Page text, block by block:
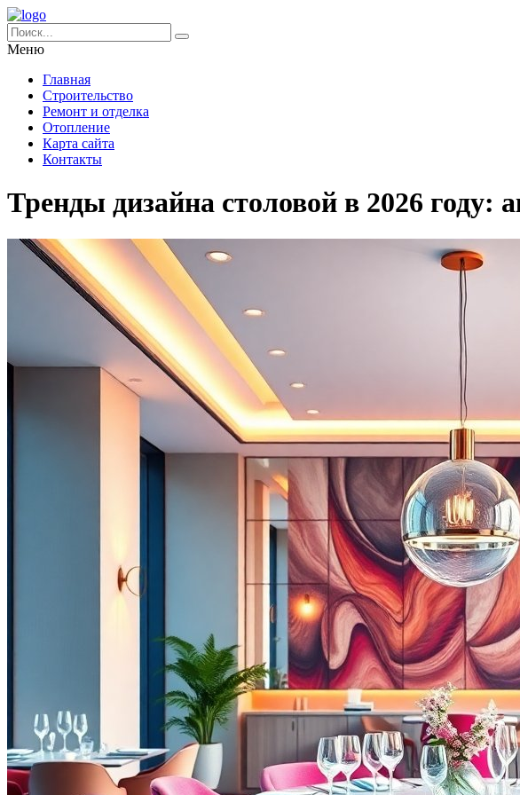
Меню
Главная
Строительство
Ремонт и отделка
Отопление
Карта сайта
Контакты
Тренды дизайна столовой в 2026 году: